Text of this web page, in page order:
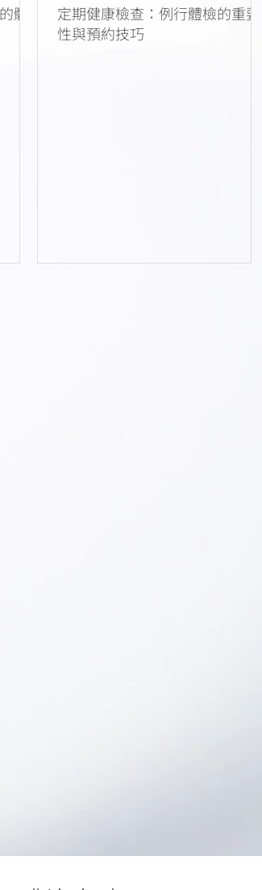
體
定期健康檢查：例行體檢的重要
性與預約技巧